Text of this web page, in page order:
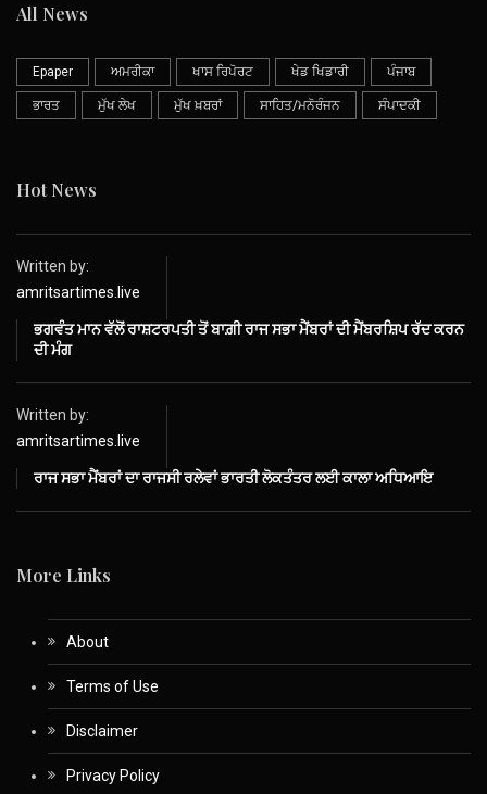
All News
Epaper ਅਮਰੀਕਾ ਖਾਸ ਰਿਪੋਰਟ ਖੇਡ ਖਿਡਾਰੀ ਪੰਜਾਬ
ਭਾਰਤ ਮੁੱਖ ਲੇਖ ਮੁੱਖ ਖ਼ਬਰਾਂ ਸਾਹਿਤ/ਮਨੋਰੰਜਨ ਸੰਪਾਦਕੀ
Hot News
Written by:
amritsartimes.live
ਭਗਵੰਤ ਮਾਨ ਵੱਲੋਂ ਰਾਸ਼ਟਰਪਤੀ ਤੋਂ ਬਾਗ਼ੀ ਰਾਜ ਸਭਾ ਮੈਂਬਰਾਂ ਦੀ ਮੈਂਬਰਸ਼ਿਪ ਰੱਦ ਕਰਨ
ਦੀ ਮੰਗ
Written by:
amritsartimes.live
ਰਾਜ ਸਭਾ ਮੈਂਬਰਾਂ ਦਾ ਰਾਜਸੀ ਰਲੇਵਾਂ ਭਾਰਤੀ ਲੋਕਤੰਤਰ ਲਈ ਕਾਲਾ ਅਧਿਆਇ
More Links
About
Terms of Use
Disclaimer
Privacy Policy